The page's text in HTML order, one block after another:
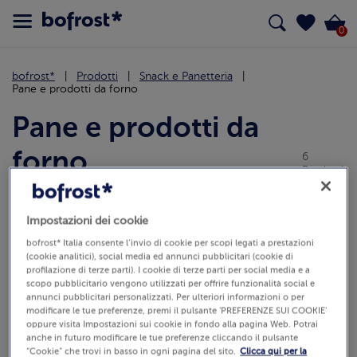
0
bofrost* Prodotti
Snack e Panetteria
Pane e prodotti da forno
Pane e prodotti da
forno
6
Prodotti
Pane fresco sempre disponibile senza dover uscire di casa?
Con bofrost* hai la soluzione! Fragrante pane, panini al latte,
focacce e sfogliate. Ogni giorno pane fresco a casa tua, buono
Tutti Stuzzichini per aperitivo e finger food
Seleziona articoli SENZA(0)
Ordina
Impostazioni dei cookie
bofrost* Italia consente l’invio di cookie per scopi legati a prestazioni
(cookie analitici), social media ed annunci pubblicitari (cookie di
profilazione di terze parti). I cookie di terze parti per social media e a
scopo pubblicitario vengono utilizzati per offrire funzionalità social e
annunci pubblicitari personalizzati. Per ulteriori informazioni o per
modificare le tue preferenze, premi il pulsante 'PREFERENZE SUI COOKIE'
oppure visita Impostazioni sui cookie in fondo alla pagina Web. Potrai
anche in futuro modificare le tue preferenze cliccando il pulsante
“Cookie” che trovi in basso in ogni pagina del sito. Clicca qui per la